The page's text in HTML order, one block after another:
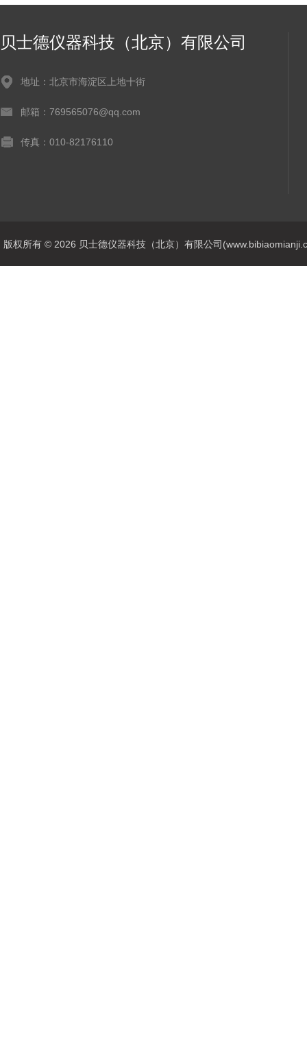
贝士德仪器科技（北京）有限公司
地址：北京市海淀区上地十街
邮箱：769565076@qq.com
传真：010-82176110
版权所有 © 2026 贝士德仪器科技（北京）有限公司